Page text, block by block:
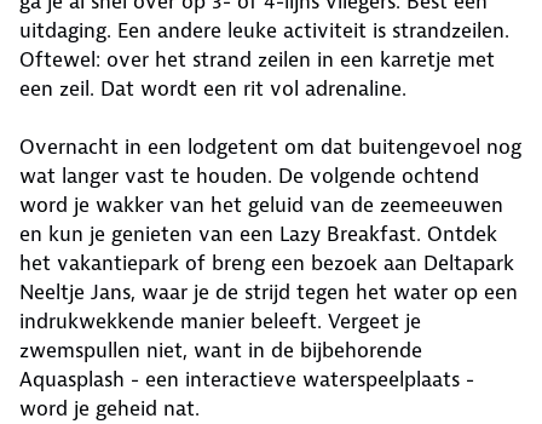
uitdaging. Een andere leuke activiteit is strandzeilen.
Oftewel: over het strand zeilen in een karretje met
een zeil. Dat wordt een rit vol adrenaline.
Overnacht in een lodgetent om dat buitengevoel nog
wat langer vast te houden. De volgende ochtend
word je wakker van het geluid van de zeemeeuwen
en kun je genieten van een Lazy Breakfast. Ontdek
het vakantiepark of breng een bezoek aan Deltapark
Neeltje Jans, waar je de strijd tegen het water op een
indrukwekkende manier beleeft. Vergeet je
zwemspullen niet, want in de bijbehorende
Aquasplash - een interactieve waterspeelplaats -
word je geheid nat.